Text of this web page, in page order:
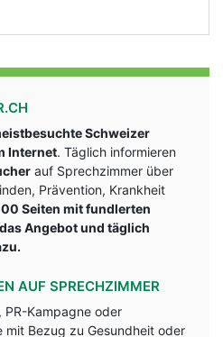
Schweizer
Internet. Täglich informieren
auf Sprechzimmer über
Prävention, Krankheit
Seiten mit fundlerten
Angebot und täglich
AUF SPRECHZIMMER
PR-Kampagne oder
mit Bezug zu Gesundheit oder